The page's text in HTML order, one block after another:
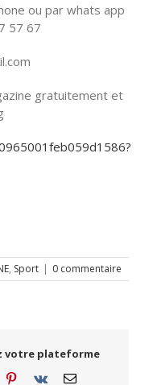
ou par whats app
57 67
gratuitement et
, Sport | 0 commentaire
votre plateforme
Pinterest
Vk Email